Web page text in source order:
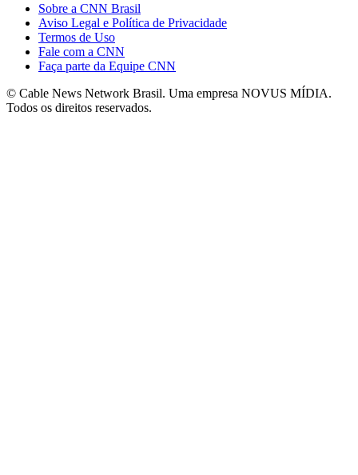
Sobre a CNN Brasil
Aviso Legal e Política de Privacidade
Termos de Uso
Fale com a CNN
Faça parte da Equipe CNN
© Cable News Network Brasil. Uma empresa NOVUS MÍDIA.
Todos os direitos reservados.